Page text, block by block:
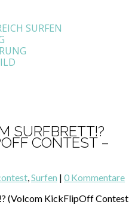
SURFEN
SURFBRETT!?
CONTEST –
,Surfen | 0 Kommentare